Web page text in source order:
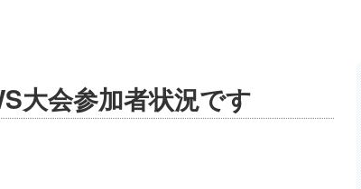
大会参加者状況です